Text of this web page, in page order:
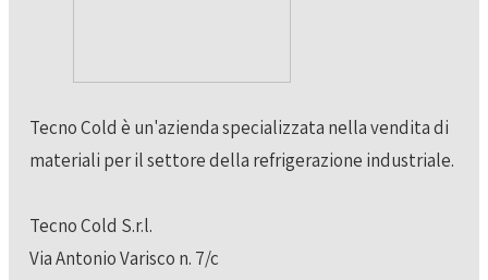
Tecno Cold è un'azienda specializzata nella vendita di
materiali per il settore della refrigerazione industriale.
Tecno Cold S.r.l.
Via Antonio Varisco n. 7/c